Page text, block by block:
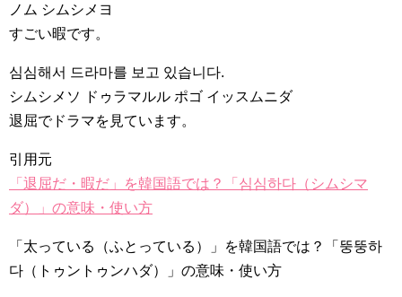
ノム シムシメヨ
すごい暇です。
심심해서 드라마를 보고 있습니다.
シムシメソ ドゥラマルル ポゴ イッスムニダ
退屈でドラマを見ています。
引用元
「退屈だ・暇だ」を韓国語では？「심심하다（シムシマ
ダ）」の意味・使い方
「太っている（ふとっている）」を韓国語では？「뚱뚱하
다（トゥントゥンハダ）」の意味・使い方